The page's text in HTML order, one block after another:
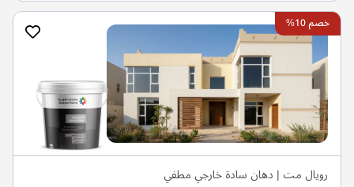
خصم 10%
رويال مت | دهان سادة خارجي مطفي